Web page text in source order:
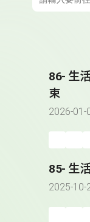
86- 生
束
2026-01-
85- 生
2025-10-